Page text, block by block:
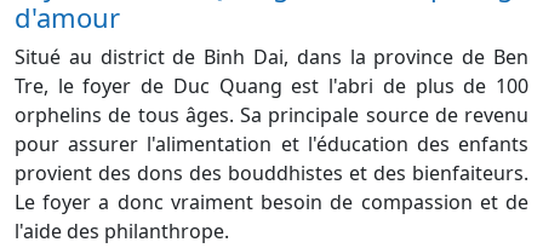
d'amour
Situé au district de Binh Dai, dans la province de Ben
Tre, le foyer de Duc Quang est l'abri de plus de 100
orphelins de tous âges. Sa principale source de revenu
pour assurer l'alimentation et l'éducation des enfants
provient des dons des bouddhistes et des bienfaiteurs.
Le foyer a donc vraiment besoin de compassion et de
l'aide des philanthrope.